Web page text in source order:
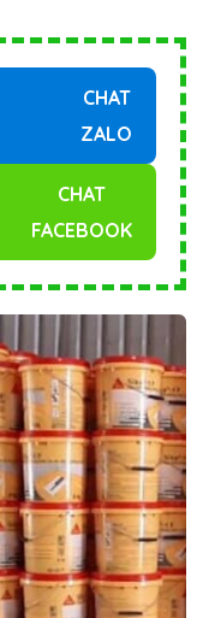
CHAT
ZALO
CHAT
FACEBOOK